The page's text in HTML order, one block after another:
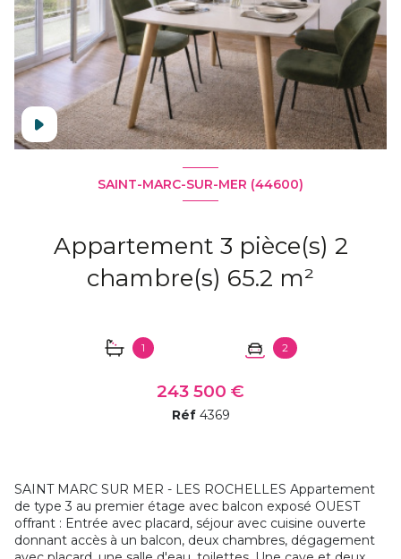
SAINT-MARC-SUR-MER (44600)
Appartement 3 pièce(s) 2
chambre(s) 65.2 m²
1 2
243 500 €
Réf 4369
SAINT MARC SUR MER - LES ROCHELLES Appartement
de type 3 au premier étage avec balcon exposé OUEST
offrant : Entrée avec placard, séjour avec cuisine ouverte
donnant accès à un balcon, deux chambres, dégagement